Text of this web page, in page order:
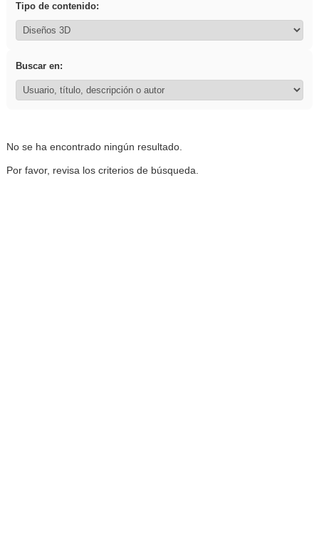
Tipo de contenido:
Buscar en:
No se ha encontrado ningún resultado.
Por favor, revisa los criterios de búsqueda.